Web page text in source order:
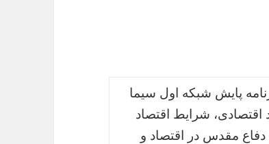
پایش شبکه اول سیما
اقتصادی، شرایط اقتصاد
مقدس در اقتصاد و